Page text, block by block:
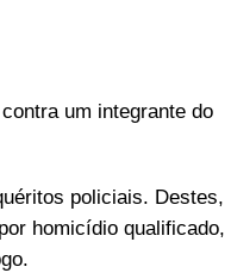
um integrante do
policiais. Destes,
homicídio qualificado,